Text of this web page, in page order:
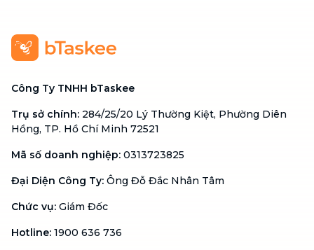
Công Ty TNHH bTaskee
Trụ sở chính: 284/25/20 Lý Thường Kiệt, Phường Diên
Hồng, TP. Hồ Chí Minh 72521
Mã số doanh nghiệp: 0313723825
Đại Diện Công Ty: Ông Đỗ Đắc Nhân Tâm
Chức vụ: Giám Đốc
Hotline: 1900 636 736